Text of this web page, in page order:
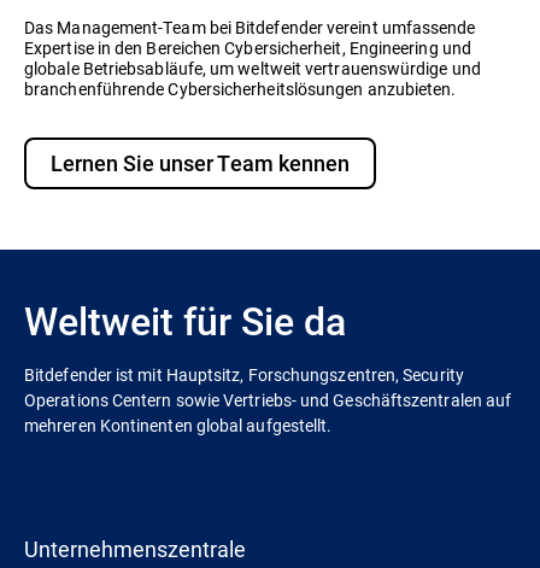
Das Management-Team bei Bitdefender vereint umfassende
Expertise in den Bereichen Cybersicherheit, Engineering und
globale Betriebsabläufe, um weltweit vertrauenswürdige und
branchenführende Cybersicherheitslösungen anzubieten.
Lernen Sie unser Team kennen
Weltweit für Sie da
Bitdefender ist mit Hauptsitz, Forschungszentren, Security
Operations Centern sowie Vertriebs- und Geschäftszentralen auf
mehreren Kontinenten global aufgestellt.
Unternehmenszentrale